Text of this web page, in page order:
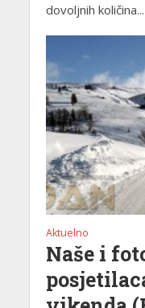
dovoljnih količina...
Aktuelno
Naše i